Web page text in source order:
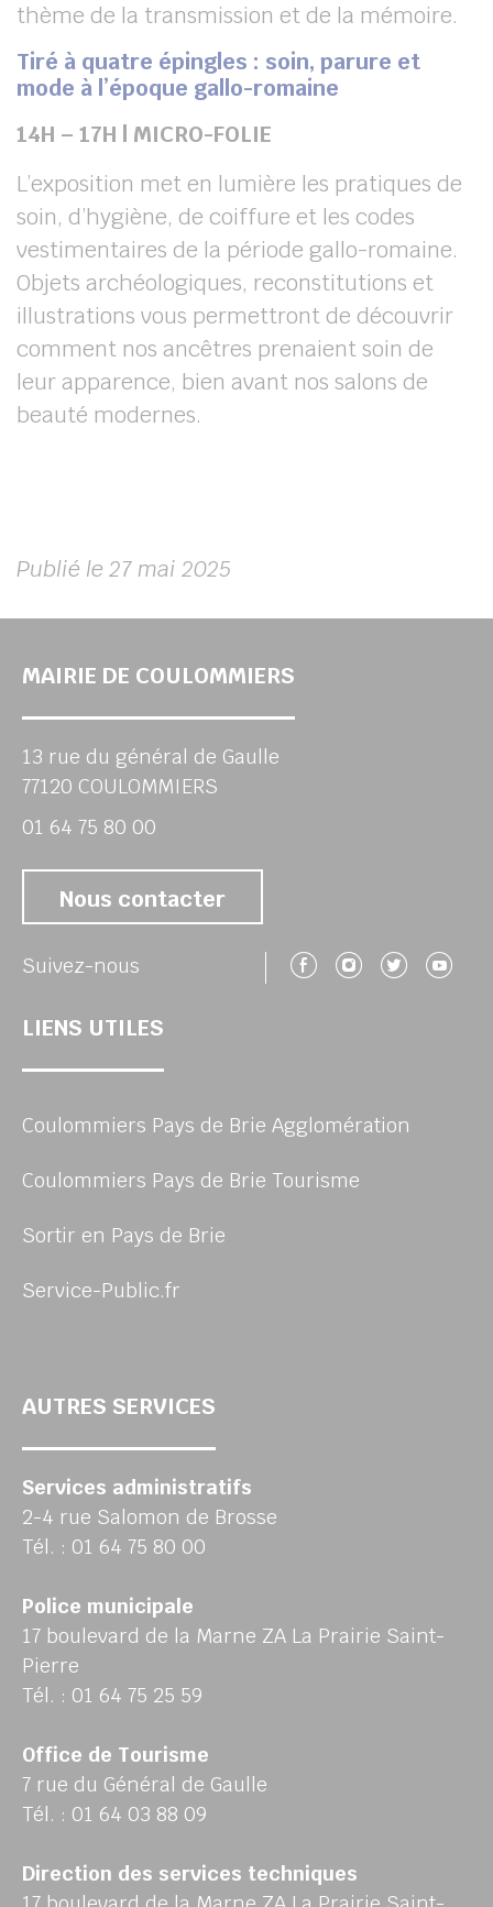
thème de la transmission et de la mémoire.
Tiré à quatre épingles : soin, parure et
mode à l’époque gallo-romaine
14H – 17H | MICRO-FOLIE
L’exposition met en lumière les pratiques de
soin, d’hygiène, de coiffure et les codes
vestimentaires de la période gallo-romaine.
Objets archéologiques, reconstitutions et
illustrations vous permettront de découvrir
comment nos ancêtres prenaient soin de
leur apparence, bien avant nos salons de
beauté modernes.
Publié le 27 mai 2025
MAIRIE DE COULOMMIERS
13 rue du général de Gaulle
77120 COULOMMIERS
01 64 75 80 00
Nous contacter
Suivez-nous Suivez-nous
Suivez-
LIENS UTILES
Coulommiers Pays de Brie Agglomération
Coulommiers Pays de Brie Tourisme
Sortir en Pays de Brie
Service-Public.fr
AUTRES SERVICES
Services administratifs
2-4 rue Salomon de Brosse
Tél. : 01 64 75 80 00
Police municipale
17 boulevard de la Marne ZA La Prairie Saint-
Pierre
Tél. : 01 64 75 25 59
Office de Tourisme
7 rue du Général de Gaulle
Tél. : 01 64 03 88 09
Direction des services techniques